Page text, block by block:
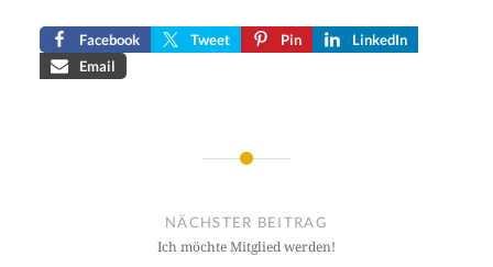
Facebook Tweet Pin
LinkedIn
Email
Beitragsnavigation
NÄCHSTER BEITRAG
Ich möchte Mitglied werden!